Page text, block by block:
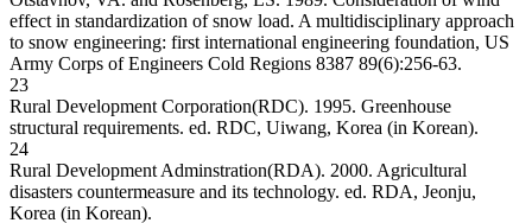
effect in standardization of snow load. A multidisciplinary approach
to snow engineering: first international engineering foundation, US
Army Corps of Engineers Cold Regions 8387 89(6):256-63.
23
Rural Development Corporation(RDC). 1995. Greenhouse
structural requirements. ed. RDC, Uiwang, Korea (in Korean).
24
Rural Development Adminstration(RDA). 2000. Agricultural
disasters countermeasure and its technology. ed. RDA, Jeonju,
Korea (in Korean).